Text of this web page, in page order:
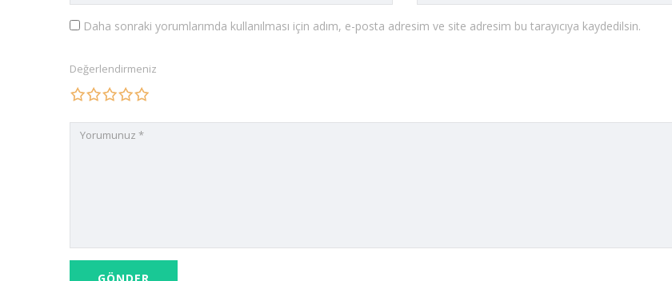
Daha sonraki yorumlarımda kullanılması için adım, e-posta adresim ve site adresim bu tarayıcıya kaydedilsin.
Değerlendirmeniz